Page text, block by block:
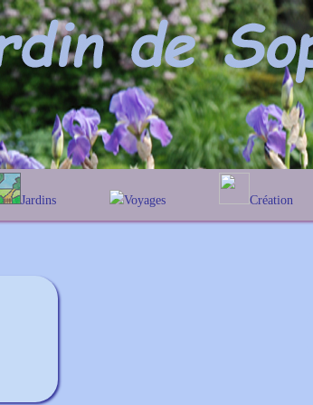
Jardins Voyages
En Belgique
Création
Prairies fleuries